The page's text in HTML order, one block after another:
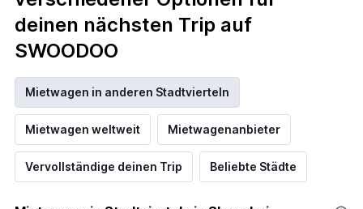
deinen nächsten Trip auf
SWOODOO
Mietwagen in anderen Stadtvierteln
Mietwagen weltweit Mietwagenanbieter
Vervollständige deinen Trip Beliebte Städte